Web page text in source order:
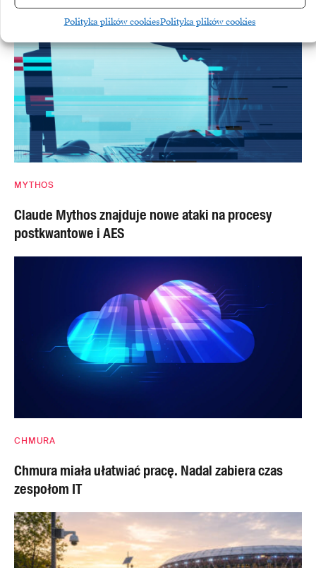
Polityka plików cookiesPolityka plików cookies
MYTHOS
Claude Mythos znajduje nowe ataki na procesy
postkwantowe i AES
CHMURA
Chmura miała ułatwiać pracę. Nadal zabiera czas
zespołom IT